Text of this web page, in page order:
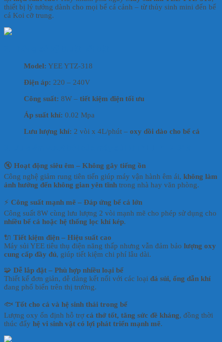
thiết bị lý tưởng dành cho mọi bể cá cảnh – từ thủy sinh mini đến bể
cá Koi cỡ trung.
Model: YEE YTZ-318
Điện áp: 220 – 240V
Công suất: 8W – tiết kiệm điện tối ưu
Áp suất khí: 0.02 Mpa
Lưu lượng khí: 2 vòi x 4L/phút – oxy dồi dào cho bể cá
🔇 Hoạt động siêu êm – Không gây tiếng ồn
Công nghệ giảm rung tiên tiến giúp máy vận hành êm ái, không làm
ảnh hưởng đến không gian yên tĩnh trong nhà hay văn phòng.
⚡ Công suất mạnh mẽ – Đáp ứng bể cá lớn
Công suất 8W cùng lưu lượng 2 vòi mạnh mẽ cho phép sử dụng cho
nhiều bể cá hoặc hệ thống lọc khí kép.
🔌 Tiết kiệm điện – Hiệu suất cao
Máy sủi YEE tiêu thụ điện năng thấp nhưng vẫn đảm bảo lượng oxy
cung cấp đầy đủ, giúp tiết kiệm chi phí lâu dài.
🧩 Dễ lắp đặt – Phù hợp nhiều loại bể
Thiết kế đơn giản, dễ dàng kết nối với các loại đá sủi, ống dẫn khí
đang phổ biến trên thị trường.
🐟 Tốt cho cá và hệ sinh thái trong bể
Lượng oxy ổn định hỗ trợ cá thở tốt, tăng sức đề kháng, đồng thời
thúc đẩy hệ vi sinh vật có lợi phát triển mạnh mẽ.